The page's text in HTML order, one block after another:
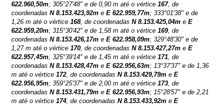
622.960,50m; 305°27'48" e de 0,90 m até o vértice 167, de
coordenadas N 8.153.423,92m e E 622.959,77m; 333°01'38" e de
1,26 m até o vértice 168, de coordenadas N 8.153.425,04m e E
622.959,20m; 315°30'42" e de 1,58 m até o vértice 169, de
coordenadas N 8.153.426,17m e E 622.958,09m; 329°48'30" e de
1,27 m até o vértice 170 , de coordenadas N 8.153.427,27m e E
622.957,45m; 325°39'14" e de 1,45 m até o vértice 171 , de
coordenadas N 8.153.428,47m e E 622.956,63m; 13°37'37" e de 1,36
m até o vértice 172 , de coordenadas N 8.153.429,79m e E
622.956,95m; 359°25'37" e de 2,00 m até o vértice 173 , de
coordenadas N 8.153.431,79m e E 622.956,93m; 15°28'57" e de 2,21
m até o vértice 174 , de coordenadas N 8.153.433,92m e E